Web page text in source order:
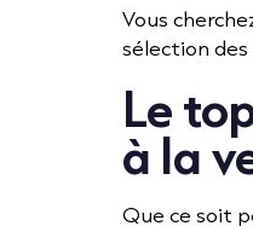
Vous
sélection
Le
à la
Que ce soit